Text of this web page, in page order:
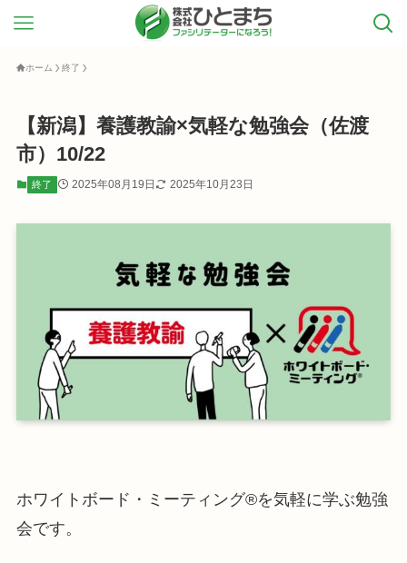
ホーム 終了
【新潟】養護教諭×気軽な勉強会（佐渡
市）10/22
終了 2025年08月19日 2025年10月23日
ホワイトボード・ミーティング®を気軽に学ぶ勉強
会です。